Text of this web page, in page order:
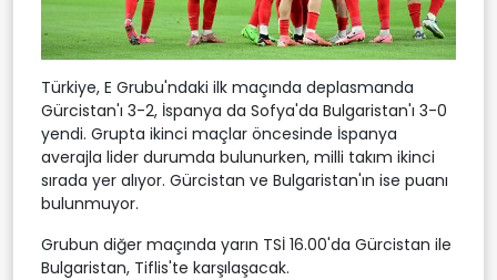
Türkiye, E Grubu'ndaki ilk maçında deplasmanda
Gürcistan'ı 3-2, İspanya da Sofya'da Bulgaristan'ı 3-0
yendi. Grupta ikinci maçlar öncesinde İspanya
averajla lider durumda bulunurken, milli takım ikinci
sırada yer alıyor. Gürcistan ve Bulgaristan'ın ise puanı
bulunmuyor.
Grubun diğer maçında yarın TSİ 16.00'da Gürcistan ile
Bulgaristan, Tiflis'te karşılaşacak.